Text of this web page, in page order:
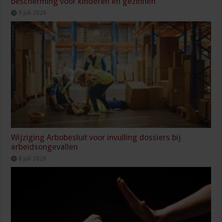
9 juli 2026
Wijziging Arbobesluit voor invulling dossiers bij
arbeidsongevallen
8 juli 2026